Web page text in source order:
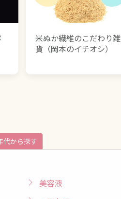
米ぬか繊維のこだわり雑
貨（岡本のイチオシ）
代から探す
美容液